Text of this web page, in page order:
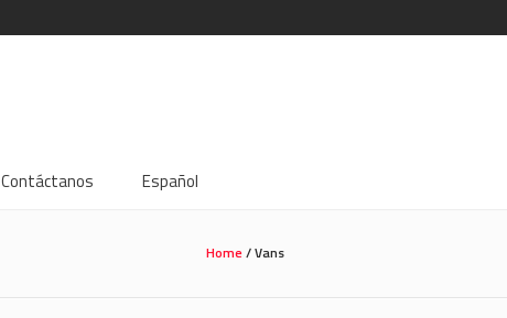
Contáctanos Español
Home/Vans